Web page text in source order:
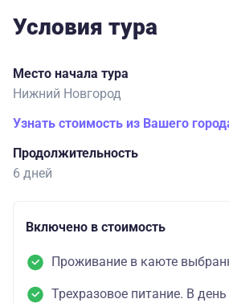
Условия тура
Место начала тура
Нижний Новгород
Узнать стоимость из Вашего
Продолжительность
6 дней
Включено в стоимость
Проживание в каюте
Трехразовое питание. В